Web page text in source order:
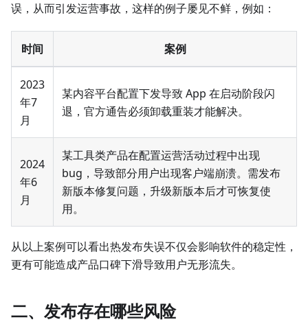
误，从而引发运营事故，这样的例子屡见不鲜，例如：
时间 案例
2023
年7
月
某内容平台配置下发导致 App 在启动阶段闪
退，官方通告必须卸载重装才能解决。
2024
年6
月
某工具类产品在配置运营活动过程中出现
bug，导致部分用户出现客户端崩溃。需发布
新版本修复问题，升级新版本后才可恢复使
用。
从以上案例可以看出热发布失误不仅会影响软件的稳定性，
更有可能造成产品口碑下滑导致用户无形流失。
二、发布存在哪些风险